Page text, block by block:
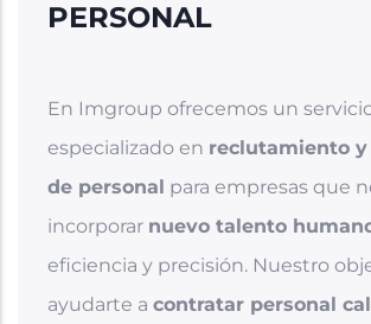
PERSONAL
En Imgroup ofrecemos un
especializado en reclutamiento y
de personal para empresas que
incorporar nuevo talento
eficiencia y precisión. Nuestro
ayudarte a contratar personal